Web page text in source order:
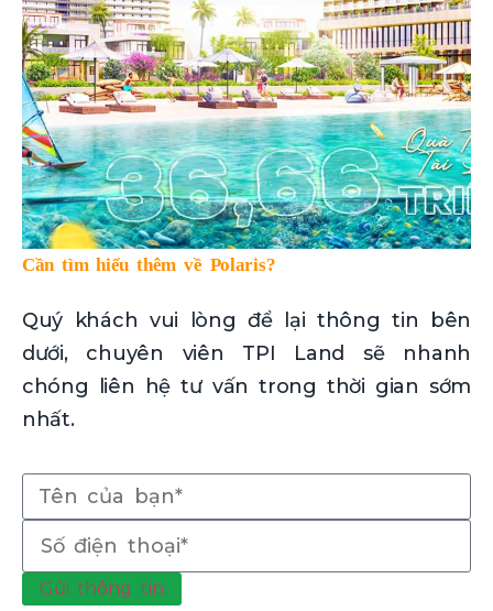
Cần tìm hiểu thêm về Polaris?
Quý khách vui lòng để lại thông tin bên
dưới, chuyên viên TPI Land sẽ nhanh
chóng liên hệ tư vấn trong thời gian sớm
nhất.
Gửi thông tin